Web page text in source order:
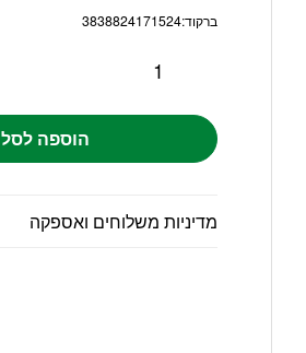
ברקוד:3838824171524
הוספה לסל
מדיניות משלוחים ואספקה